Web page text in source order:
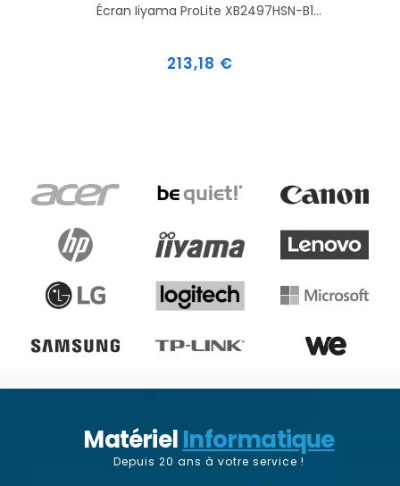
Écran Iiyama ProLite XB2497HSN-B1...
Prix
213,18 €
MatérielInformatique
Depuis 20 ans à votre service !